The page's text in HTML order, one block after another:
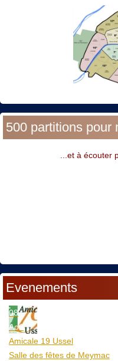
500 partitions pour
...et à écouter
Evenements
08
Aoû
Amicale 19 Ussel
Salle des fêtes de Meymac